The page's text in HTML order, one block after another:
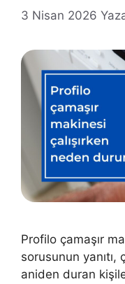
3 Nisan 2026
Profilo çamaşır
sorusunun yanıtı,
aniden duran